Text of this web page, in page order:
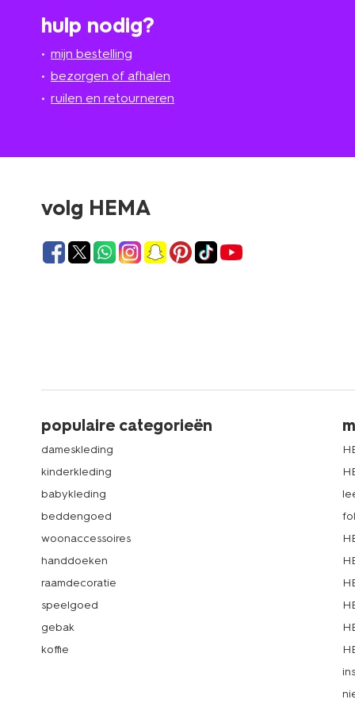
hulp nodig?
mijn bestelling
bezorgen of afhalen
ruilen en retourneren
volg HEMA
populaire categorieën
dameskleding
kinderkleding
babykleding
beddengoed
woonaccessoires
handdoeken
raamdecoratie
speelgoed
gebak
koffie